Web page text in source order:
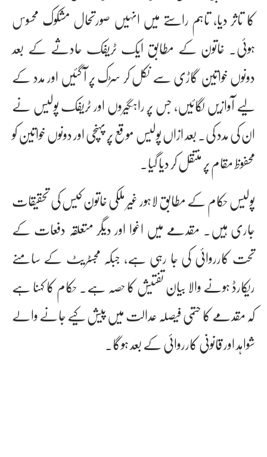
کا تاثر دیا، تاہم راستے میں انہیں صورتحال مشکوک محسوس
ہوئی۔ خاتون کے مطابق ایک ٹریفک حادثے کے بعد
دونوں خواتین گاڑی سے نکل کر سڑک پر آ گئیں اور مدد کے
لیے آوازیں لگائیں، جس پر راہگیروں اور ٹریفک پولیس نے
ان کی مدد کی۔ بعد ازاں پولیس موقع پر پہنچی اور دونوں خواتین کو
محفوظ مقام پر منتقل کر دیا گیا۔
پولیس حکام کے مطابق لاہور غیر ملکی خاتون کیس کی تحقیقات
جاری ہیں۔ مقدمے میں اغوا اور دیگر متعلقہ دفعات کے
تحت کارروائی کی جا رہی ہے، جبکہ مجسٹریٹ کے سامنے
ریکارڈ ہونے والا بیان تفتیش کا حصہ ہے۔ حکام کا کہنا ہے
کہ مقدمے کا حتمی فیصلہ عدالت میں پیش کیے جانے والے
شواہد اور قانونی کارروائی کے بعد ہوگا۔